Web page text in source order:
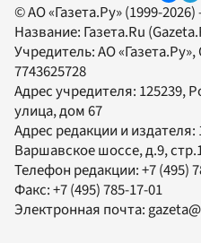
© АО «Газета.Ру» (1999-
Название: Газета.Ru
Учредитель:АО «Газета.Ру»,
7743625728
Адрес учредителя: 125239,
улица, дом 67
Адрес редакции и издателя:
Варшавское шоссе, д.9,
Телефон редакции:+7 (495)
Факс:+7 (495) 785-17-01
Электронная почта: